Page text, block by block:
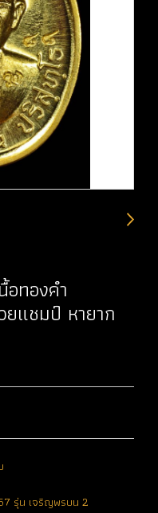
ทองคำ
ยแชมป์ หายาก
รุ่น เจริญพรบน 2